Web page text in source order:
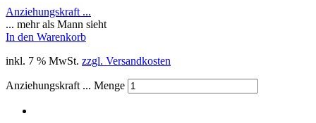
Anziehungskraft ...
... mehr als Mann sieht
In den Warenkorb
inkl. 7 % MwSt. zzgl. Versandkosten
Anziehungskraft ... Menge